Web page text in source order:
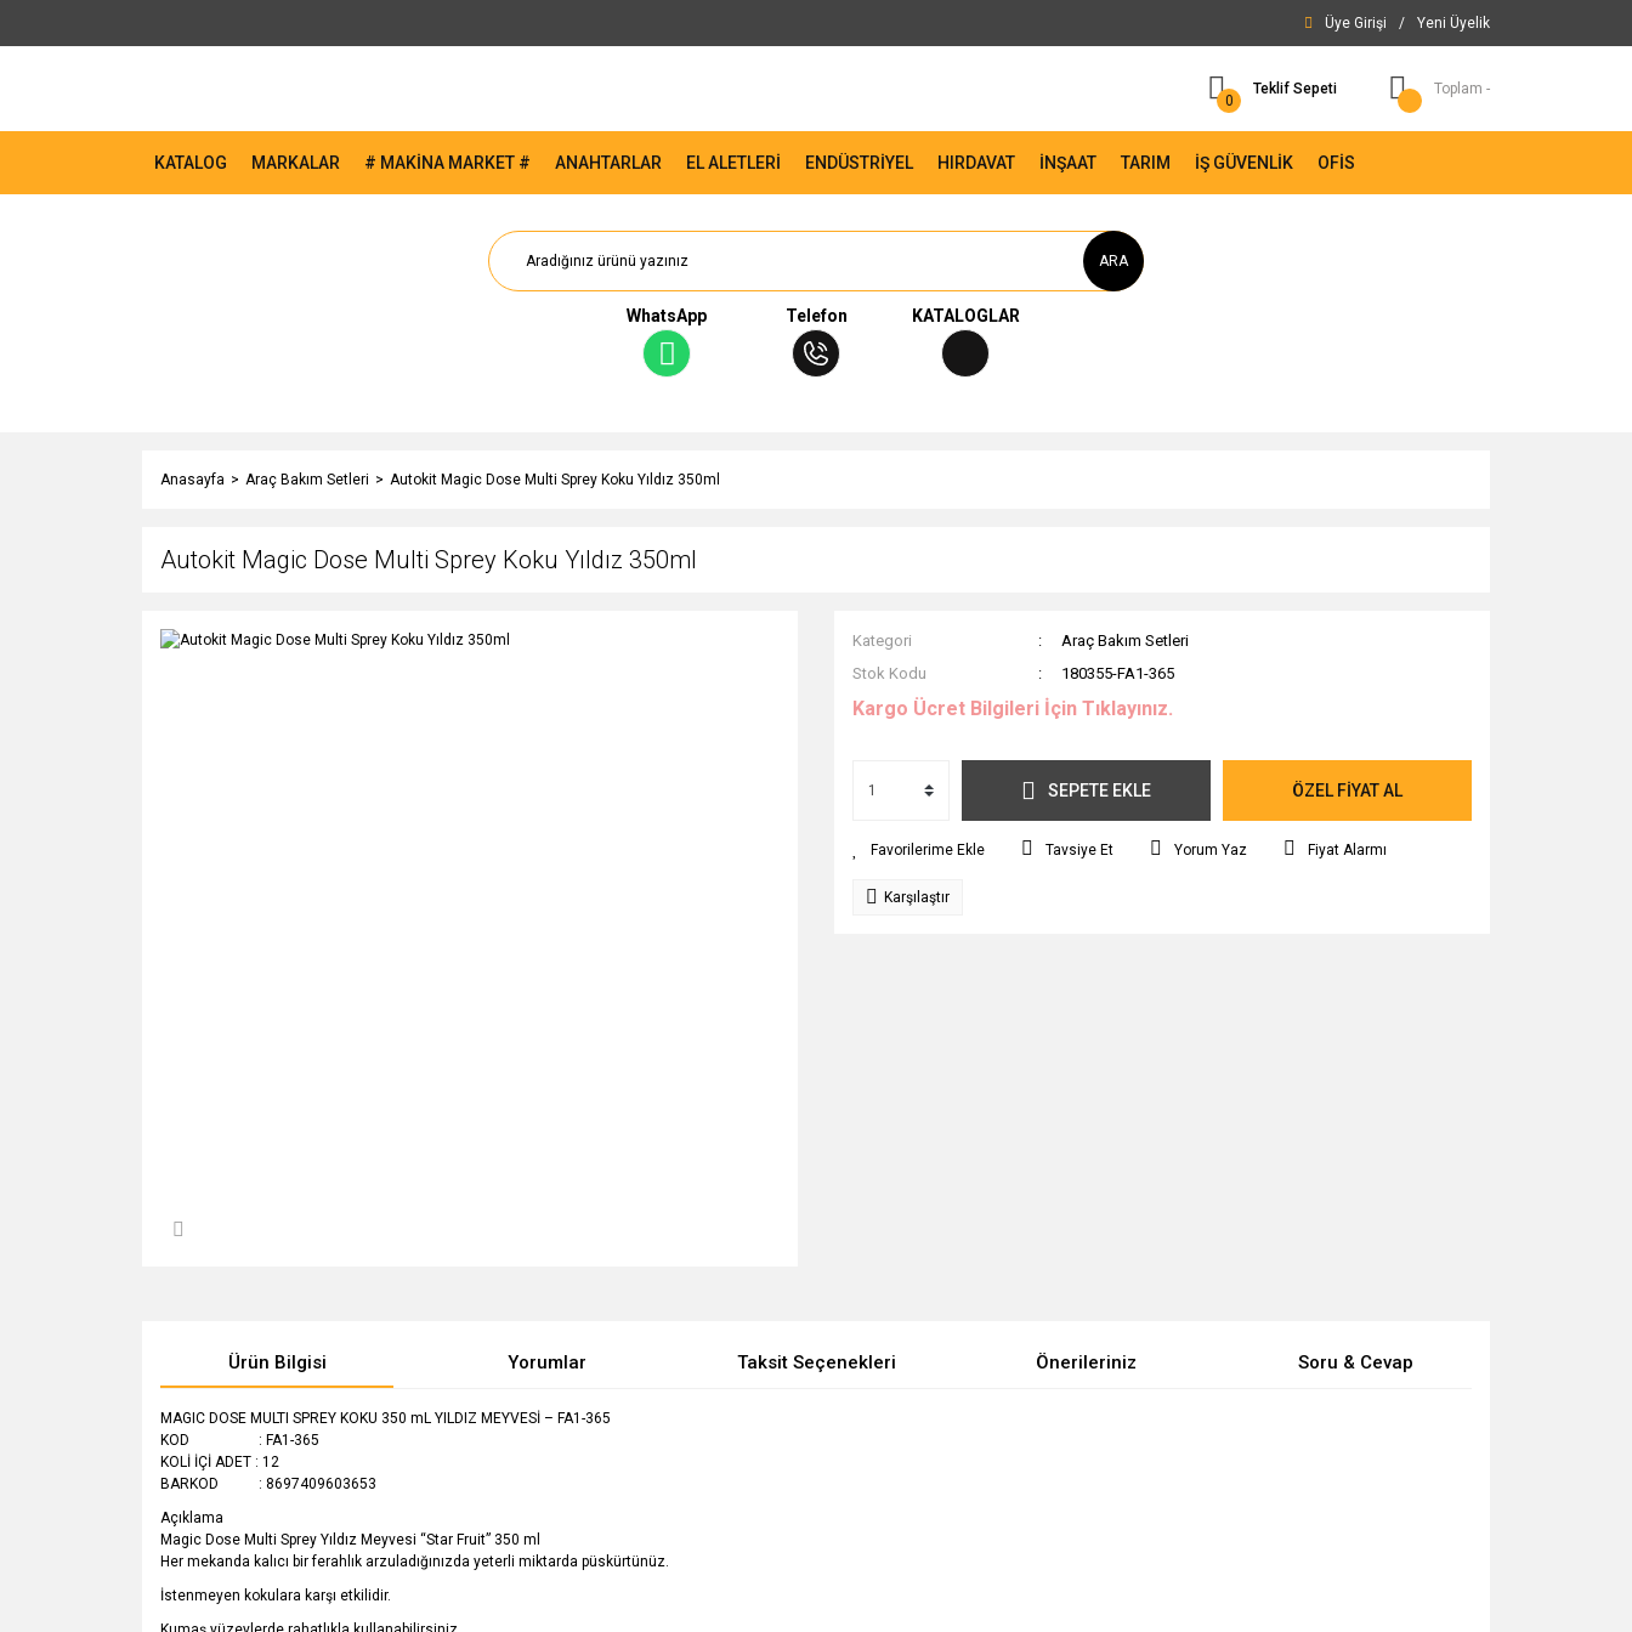
Üye Girişi / Yeni Üyelik
0
Teklif Sepeti Toplam -
KATALOG MARKALAR # MAKİNA MARKET # ANAHTARLAR EL ALETLERİ ENDÜSTRİYEL HIRDAVAT İNŞAAT TARIM İŞ GÜVENLİK OFİS
ARA
WhatsApp Telefon KATALOGLAR
Anasayfa Araç Bakım Setleri Autokit Magic Dose Multi Sprey Koku Yıldız 350ml
Autokit Magic Dose Multi Sprey Koku Yıldız 350ml
Kategori
Araç Bakım Setleri
Stok Kodu
180355-FA1-365
Kargo Ücret Bilgileri İçin Tıklayınız.
SEPETE EKLE ÖZEL FİYAT AL
Tavsiye Et Yorum Yaz Fiyat Alarmı
Karşılaştır
Ürün Bilgisi Yorumlar Taksit Seçenekleri Önerileriniz Soru & Cevap
MAGIC DOSE MULTI SPREY KOKU 350 mL YILDIZ MEYVESİ – FA1-365
KOD : FA1-365
KOLİ İÇİ ADET : 12
BARKOD : 8697409603653
Açıklama
Magic Dose Multi Sprey Yıldız Meyvesi “Star Fruit” 350 ml
Her mekanda kalıcı bir ferahlık arzuladığınızda yeterli miktarda püskürtünüz.
İstenmeyen kokulara karşı etkilidir.